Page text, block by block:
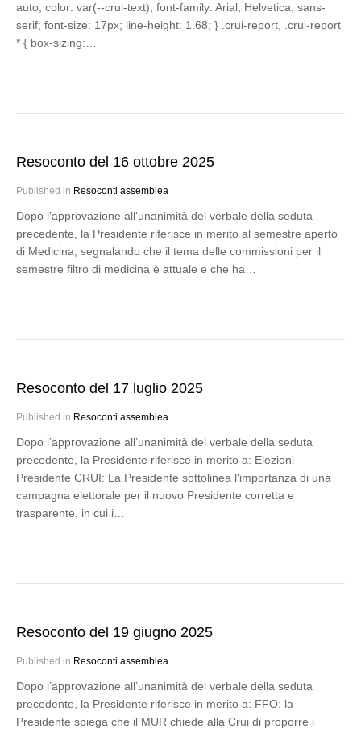
auto; color: var(--crui-text); font-family: Arial, Helvetica, sans-
serif; font-size: 17px; line-height: 1.68; } .crui-report, .crui-report
* { box-sizing:…
Resoconto del 16 ottobre 2025
Published in Resoconti assemblea
Dopo l’approvazione all’unanimità del verbale della seduta
precedente, la Presidente riferisce in merito al semestre aperto
di Medicina, segnalando che il tema delle commissioni per il
semestre filtro di medicina è attuale e che ha…
Resoconto del 17 luglio 2025
Published in Resoconti assemblea
Dopo l’approvazione all’unanimità del verbale della seduta
precedente, la Presidente riferisce in merito a: Elezioni
Presidente CRUI: La Presidente sottolinea l'importanza di una
campagna elettorale per il nuovo Presidente corretta e
trasparente, in cui i…
Resoconto del 19 giugno 2025
Published in Resoconti assemblea
Dopo l’approvazione all’unanimità del verbale della seduta
precedente, la Presidente riferisce in merito a: FFO: la
Presidente spiega che il MUR chiede alla Crui di proporre i